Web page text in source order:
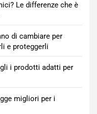
Le differenze che è
di cambiare per
e proteggerli
i prodotti adatti per
migliori per i